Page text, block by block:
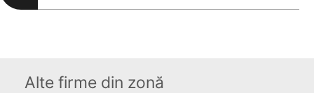
Alte firme din zonă